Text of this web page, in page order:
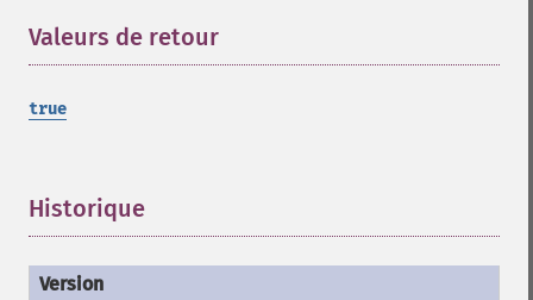
Valeurs de retour
true
Historique